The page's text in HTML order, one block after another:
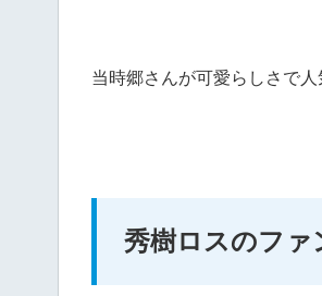
当時郷さんが可愛らしさで
秀樹ロスのファ